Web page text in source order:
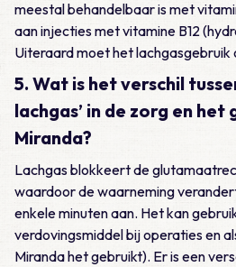
meestal behandelbaar is met
aan injecties met vitamine B12
Uiteraard moet het
5. Wat is het verschil
lachgas’ in de zorg en het
Miranda?
Lachgas blokkeert de
waardoor de waarneming
enkele minuten aan. Het kan
verdovingsmiddel bij operaties en
Miranda het gebruikt). Er is een